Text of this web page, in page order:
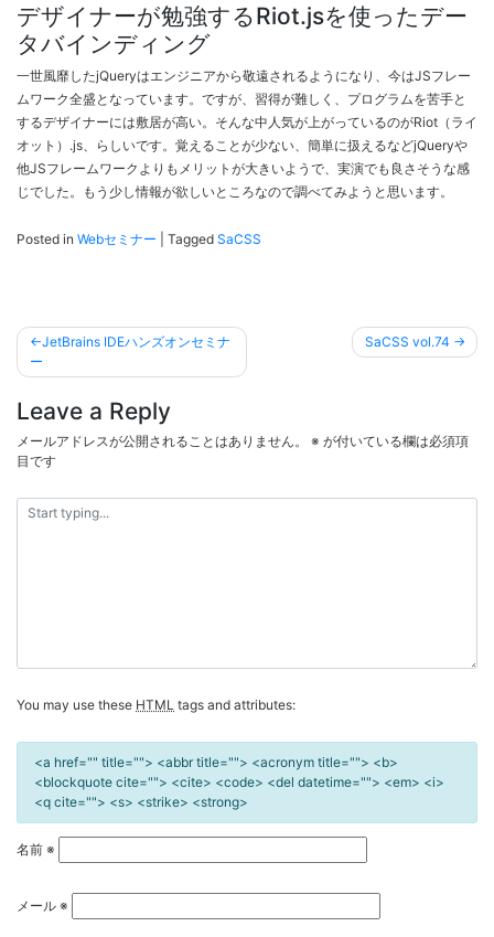
デザイナーが勉強するRiot.jsを使ったデー
タバインディング
一世風靡したjQueryはエンジニアから敬遠されるようになり、今はJSフレー
ムワーク全盛となっています。ですが、習得が難しく、プログラムを苦手と
するデザイナーには敷居が高い。そんな中人気が上がっているのがRiot（ライ
オット）.js、らしいです。覚えることが少ない、簡単に扱えるなどjQueryや
他JSフレームワークよりもメリットが大きいようで、実演でも良さそうな感
じでした。もう少し情報が欲しいところなので調べてみようと思います。
Posted in Webセミナー Tagged SaCSS
投
稿
ナ
ビ
ゲ
ー
シ
JetBrains IDEハンズオンセミナ
ー
SaCSS vol.74
Leave a Reply
メールアドレスが公開されることはありません。 ※ が付いている欄は必須項
目です
You may use these HTML tags and attributes:
<a href="" title=""> <abbr title=""> <acronym title=""> <b>
<blockquote cite=""> <cite> <code> <del datetime=""> <em> <i>
<q cite=""> <s> <strike> <strong>
名前 ※
メール ※